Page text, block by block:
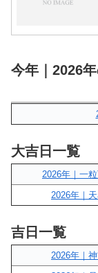
今年｜2026
大吉日一覧
2026年｜一
2026年｜天
吉日一覧
2026年｜神